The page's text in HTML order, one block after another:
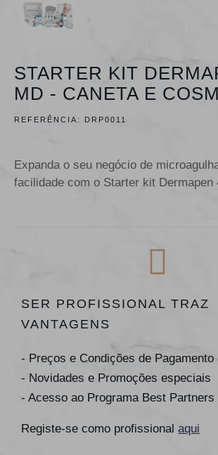
STARTER KIT
MD - CANETA E
REFERÊNCIA: DRP0011
Expanda o seu negócio de
facilidade com o Starter kit Dermapen
SER PROFISSIONAL TRAZ
VANTAGENS
- Preços e Condições de
- Novidades e Promoções especiais
- Acesso ao Programa Best Partners
Registe-se como profissional aqui